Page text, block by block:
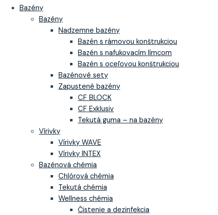
Bazény
Bazény
Nadzemne bazény
Bazén s rámovou konštrukciou
Bazén s nafukovacím límcom
Bazén s oceľovou konštrukciou
Bazénové sety
Zapustené bazény
CF BLOCK
CF Exklusiv
Tekutá guma – na bazény
Vírivky
Vírivky WAVE
Vírivky INTEX
Bazénová chémia
Chlórová chémia
Tekutá chémia
Wellness chémia
Čistenie a dezinfekcia